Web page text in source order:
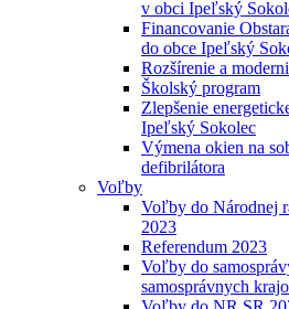
v obci Ipeľský
Financovanie
do obce Ipeľský
Rozšírenie a
Školský program
Zlepšenie
Ipeľský Sokolec
Výmena okien na
defibrilátora
Voľby
Voľby do Národnej
2023
Referendum 2023
Voľby do
samosprávnych